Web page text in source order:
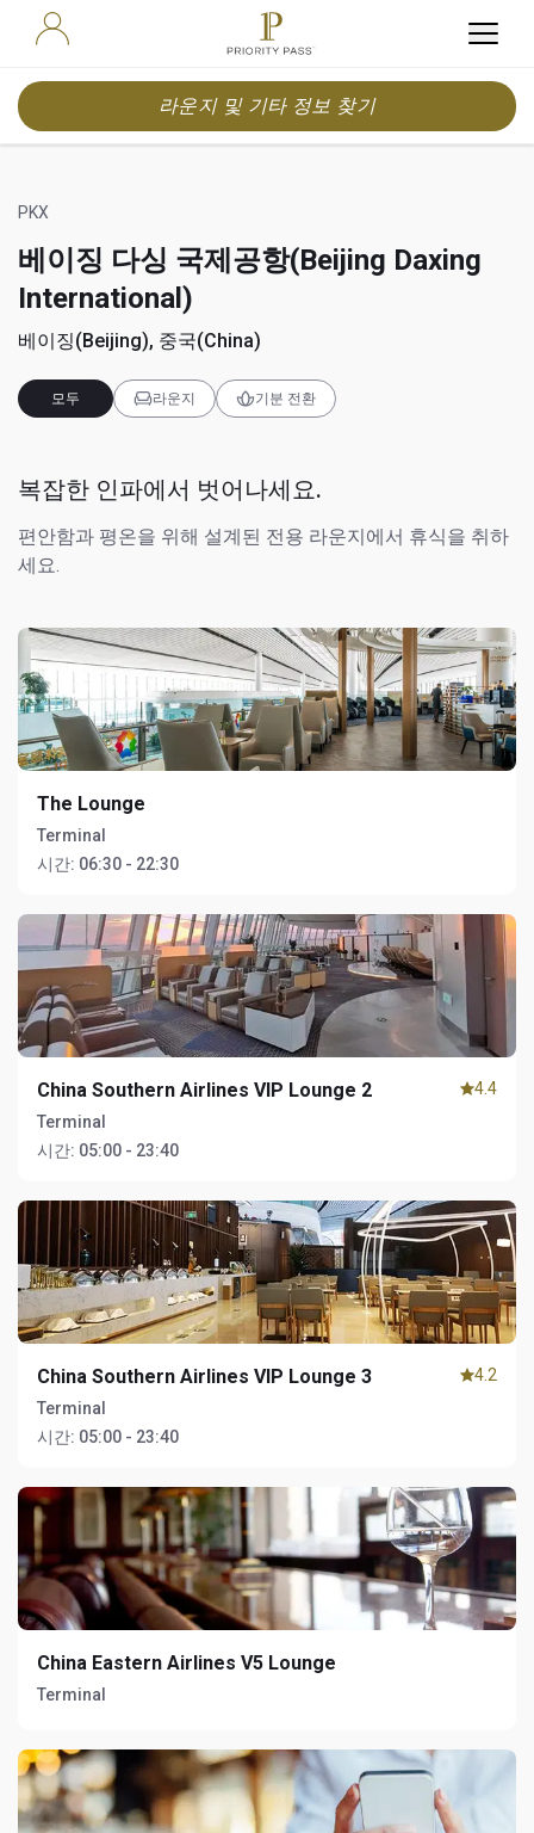
라운지 및 기타 정보 찾기
PKX
베이징 다싱 국제공항(Beijing Daxing
International)
베이징(Beijing), 중국(China)
모두 라운지 기분 전환
복잡한 인파에서 벗어나세요.
편안함과 평온을 위해 설계된 전용 라운지에서 휴식을 취하
세요.
The Lounge
Terminal
시간: 06:30 - 22:30
China Southern Airlines VIP Lounge 2
Terminal
시간: 05:00 - 23:40
4.4
China Southern Airlines VIP Lounge 3
Terminal
시간: 05:00 - 23:40
4.2
China Eastern Airlines V5 Lounge
Terminal